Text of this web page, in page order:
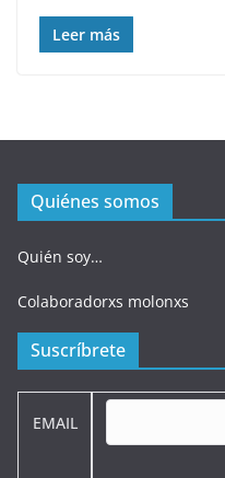
Leer más
Quiénes somos
Quién soy…
Colaboradorxs molonxs
Suscríbrete
EMAIL